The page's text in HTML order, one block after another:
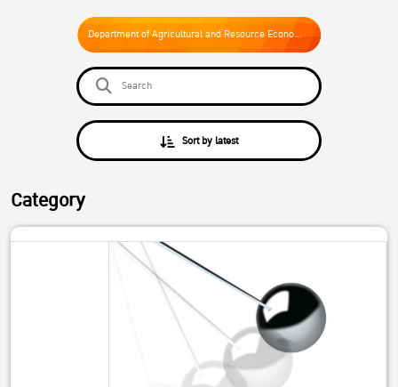
Department of Agricultural and Resource Economics
Sort by latest
Category